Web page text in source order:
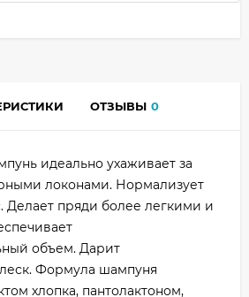
ОТЗЫВЫ 0
идеально ухаживает за
локонами. Нормализует
Делает пряди более легкими и
объем. Дарит
Формула шампуня
хлопка, пантолактоном,